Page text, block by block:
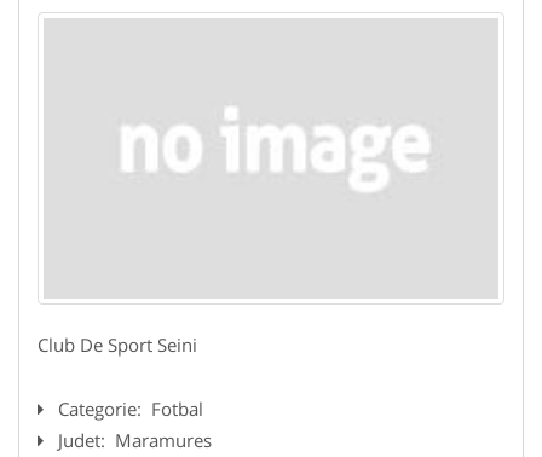
Club De Sport Seini
Categorie: Fotbal
Judet: Maramures